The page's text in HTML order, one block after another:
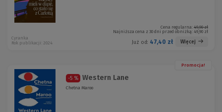
Cena regularna: 49,90 zł
Najniższa cena z 30 dni przed obniżką: 49,90 zł
Już od: 47,40 zł Więcej
Cyranka
Rok publikacji: 2024
Promocja!
-5 % Western Lane
Chetna Maroo